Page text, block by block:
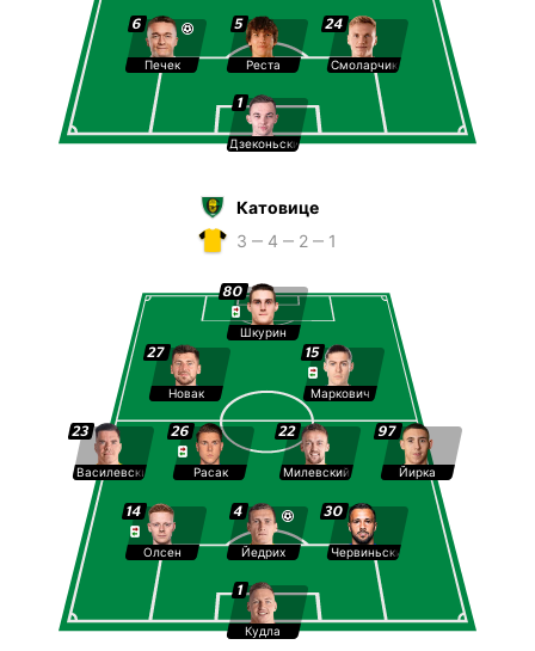
1
Дзеконьски
6
Печек
5
Реста
24
Смоларчик
Катовице
3 ‒ 4 ‒ 2 ‒ 1
97
Йирка
1
Кудла
80
Шкурин
22
Милевский
27
Новак
14
Олсен
15
Маркович
26
Расак
4
Йедрих
23
Василевский
30
Червиньски